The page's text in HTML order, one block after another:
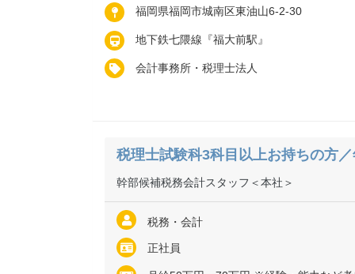
福岡県福岡市城南区東油山6-2-30
地下鉄七隈線『福大前駅』
会計事務所・税理士法人
税理士試験科3科目以上お持ちの方
幹部候補税務会計スタッフ＜本社＞
税務・会計
正社員